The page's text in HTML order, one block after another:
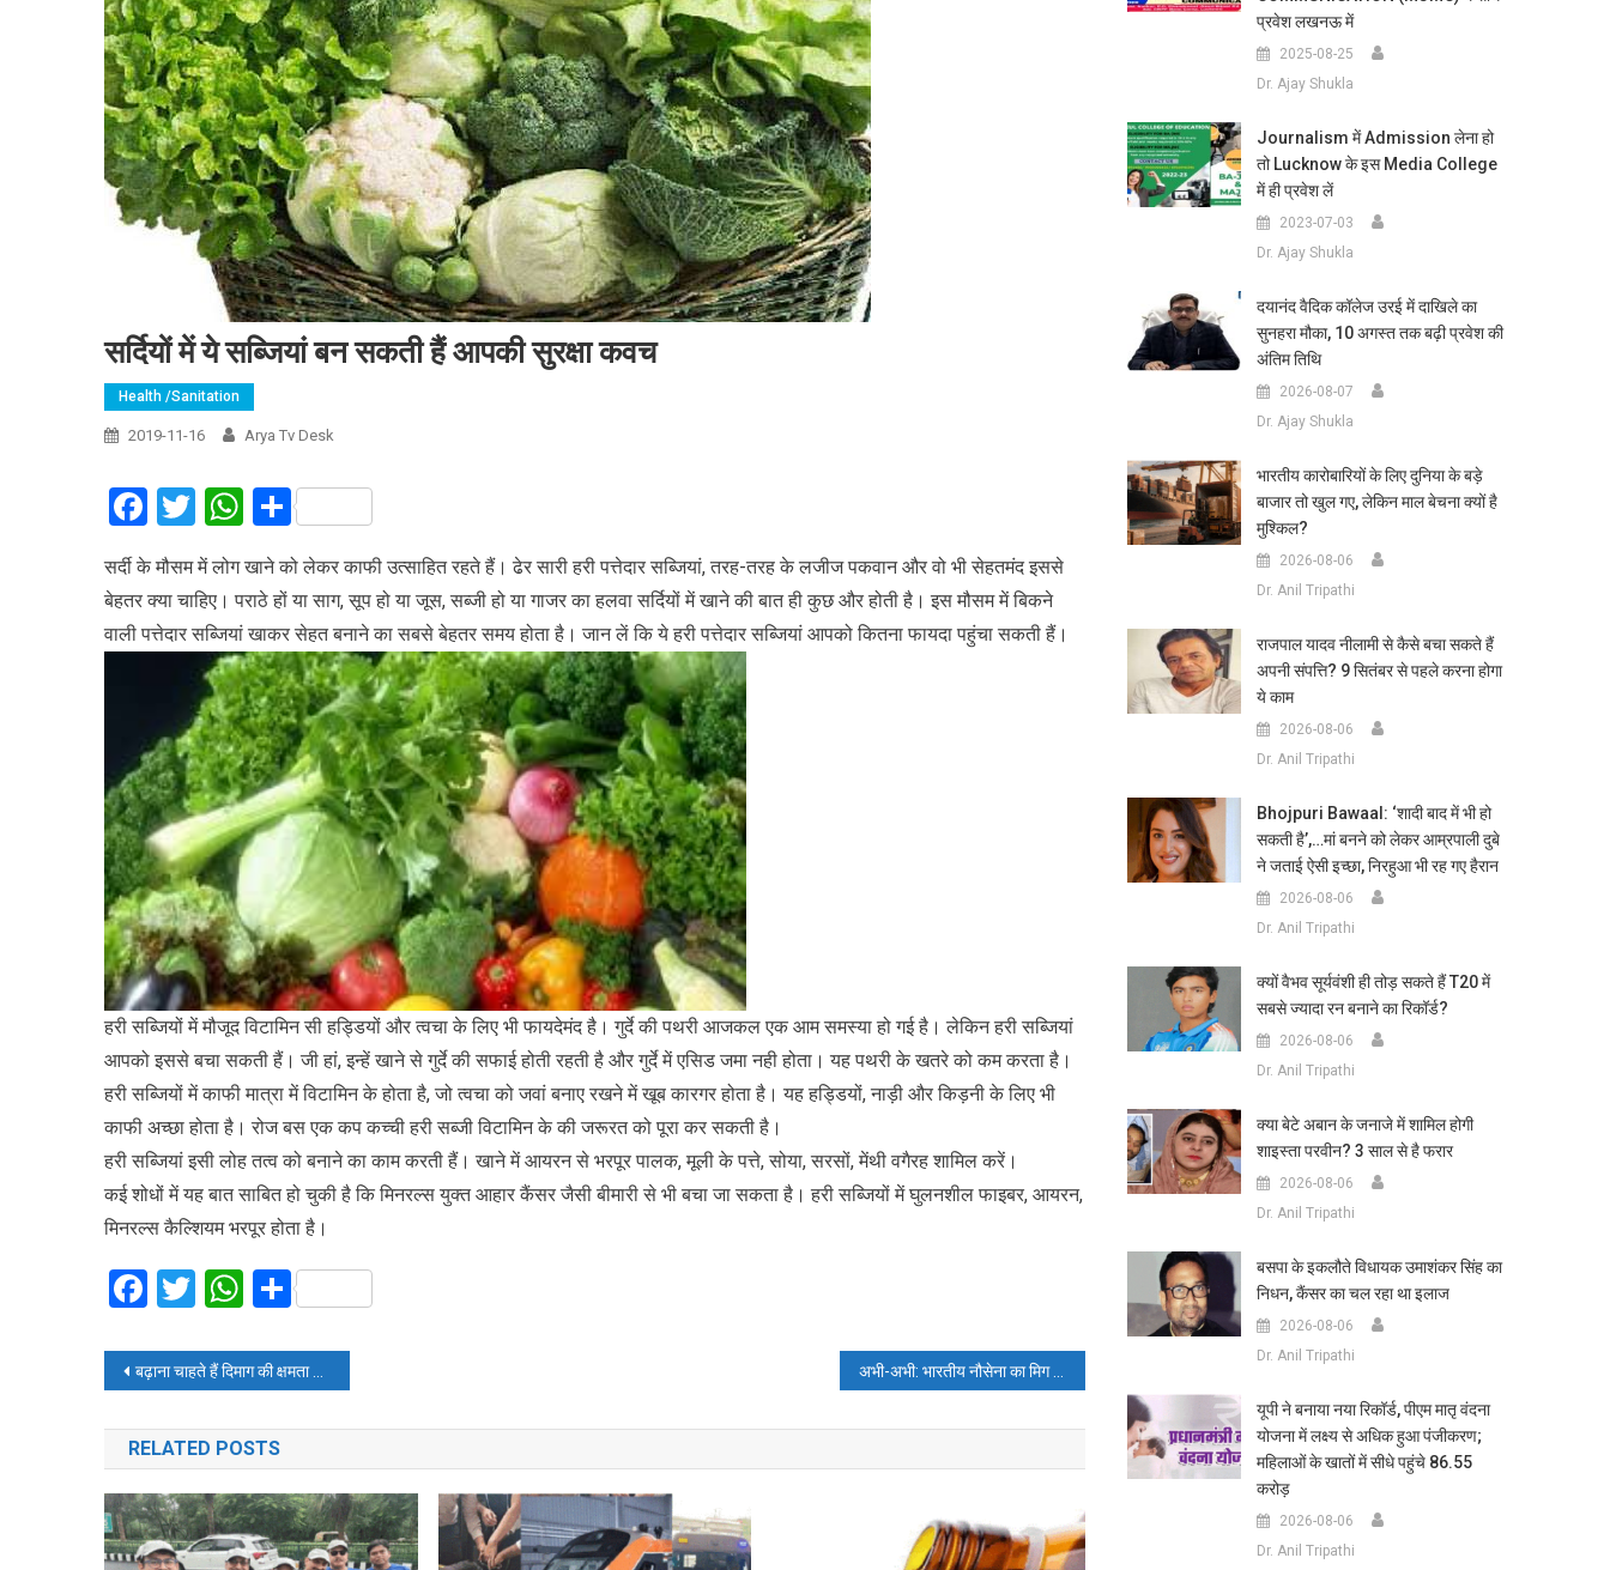
सर्दियों में ये सब्जियां बन सकती हैं आपकी सुरक्षा कवच
Health /Sanitation
2019-11-16 Arya Tv Desk
Facebook
TwitterWhatsApp
Share
सर्दी के मौसम में लोग खाने को लेकर काफी उत्साहित रहते हैं। ढेर सारी हरी पत्तेदार सब्जियां, तरह-तरह के लजीज पकवान और वो भी सेहतमंद इससे
बेहतर क्या चाहिए। पराठे हों या साग, सूप हो या जूस, सब्जी हो या गाजर का हलवा सर्दियों में खाने की बात ही कुछ और होती है। इस मौसम में बिकने
वाली पत्तेदार सब्जियां खाकर सेहत बनाने का सबसे बेहतर समय होता है। जान लें कि ये हरी पत्तेदार सब्जियां आपको कितना फायदा पहुंचा सकती हैं।
हरी सब्जियों में मौजूद विटामिन सी हड्डियों और त्वचा के लिए भी फायदेमंद है। गुर्दे की पथरी आजकल एक आम समस्या हो गई है। लेकिन हरी सब्जियां
आपको इससे बचा सकती हैं। जी हां, इन्हें खाने से गुर्दे की सफाई होती रहती है और गुर्दे में एसिड जमा नही होता। यह पथरी के खतरे को कम करता है।
हरी सब्जियों में काफी मात्रा में विटामिन के होता है, जो त्वचा को जवां बनाए रखने में खूब कारगर होता है। यह हड्डियों, नाड़ी और किड़नी के लिए भी
काफी अच्छा होता है। रोज बस एक कप कच्ची हरी सब्जी विटामिन के की जरूरत को पूरा कर सकती है।
हरी सब्जियां इसी लोह तत्व को बनाने का काम करती हैं। खाने में आयरन से भरपूर पालक, मूली के पत्ते, सोया, सरसों, मेंथी वगैरह शामिल करें।
कई शोधों में यह बात साबित हो चुकी है कि मिनरल्स युक्त आहार कैंसर जैसी बीमारी से भी बचा जा सकता है। हरी सब्जियों में घुलनशील फाइबर, आयरन,
मिनरल्स कैल्शियम भरपूर होता है।
Facebook
TwitterWhatsApp
Share
Post
navigation
बढ़ाना चाहते हैं दिमाग की क्षमता तो अपनाएं ये आठ तरीके
RELATED POSTS
प्रवेश लखनऊ में
2025-08-25
Dr. Ajay Shukla
Journalism में Admission लेना हो
तो Lucknow के इस Media College
में ही प्रवेश लें
2023-07-03
Dr. Ajay Shukla
दयानंद वैदिक कॉलेज उरई में दाखिले का
सुनहरा मौका, 10 अगस्त तक बढ़ी प्रवेश की
अंतिम तिथि
2026-08-07
Dr. Ajay Shukla
भारतीय कारोबारियों के लिए दुनिया के बड़े
बाजार तो खुल गए, लेकिन माल बेचना क्यों है
मुश्किल?
2026-08-06
Dr. Anil Tripathi
राजपाल यादव नीलामी से कैसे बचा सकते हैं
अपनी संपत्ति? 9 सितंबर से पहले करना होगा
ये काम
2026-08-06
Dr. Anil Tripathi
Bhojpuri Bawaal: ‘शादी बाद में भी हो
सकती है’,…मां बनने को लेकर आम्रपाली दुबे
ने जताई ऐसी इच्छा, निरहुआ भी रह गए हैरान
2026-08-06
Dr. Anil Tripathi
क्यों वैभव सूर्यवंशी ही तोड़ सकते हैं T20 में
सबसे ज्यादा रन बनाने का रिकॉर्ड?
2026-08-06
Dr. Anil Tripathi
क्या बेटे अबान के जनाजे में शामिल होगी
शाइस्ता परवीन? 3 साल से है फरार
2026-08-06
Dr. Anil Tripathi
बसपा के इकलौते विधायक उमाशंकर सिंह का
निधन, कैंसर का चल रहा था इलाज
2026-08-06
Dr. Anil Tripathi
यूपी ने बनाया नया रिकॉर्ड, पीएम मातृ वंदना
योजना में लक्ष्य से अधिक हुआ पंजीकरण;
महिलाओं के खातों में सीधे पहुंचे 86.55
करोड़
2026-08-06
Dr. Anil Tripathi